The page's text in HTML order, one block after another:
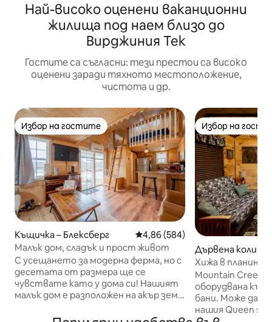
Най-високо оценени ваканционни
жилища под наем близо до
Вирджиния Тек
Гостите са съгласни: тези престои са високо
оценени заради тяхното местоположение,
чистота и др.
Избор на гостите
Избор на гостите
Къщичка – Блексберг Средна оценка: 4,86 от 5,
4,86 (584)
Малък дом, сладък и прост живот
С усещането за модерна ферма, но с
десетата от размера ще се
чувствате като у дома си! Нашият
малък дом е разположен на акър земя
югозападната част на Вирджиния.
Избор на
Избор на
Дървена колиба
рг
Хижа в
2 спални/2 бани
Mountain Creek
оборудвана
бани. Може да
нашия Queen